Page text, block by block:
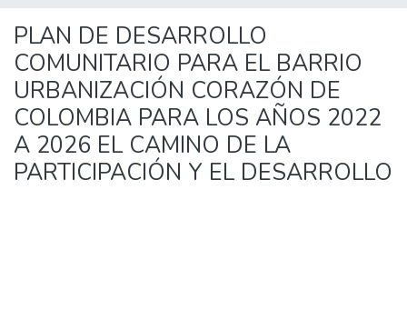
PLAN DE DESARROLLO
COMUNITARIO PARA EL BARRIO
URBANIZACIÓN CORAZÓN DE
COLOMBIA PARA LOS AÑOS 2022
A 2026 EL CAMINO DE LA
PARTICIPACIÓN Y EL DESARROLLO